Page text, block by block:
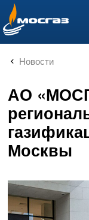
info@mos-
Новости
АО
Москвы